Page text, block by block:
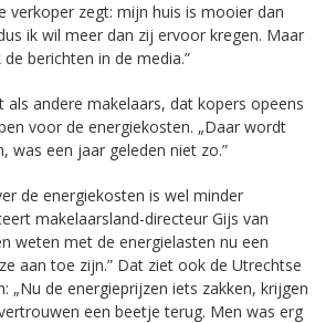
verkoper zegt: mijn huis is mooier dan
ik wil meer dan zij ervoor kregen. Maar
berichten in de media.”
als andere makelaars, dat kopers opeens
voor de energiekosten. „Daar wordt
was een jaar geleden niet zo.”
de energiekosten is wel minder
makelaarsland-directeur Gijs van
weten met de energielasten nu een
aan toe zijn.” Dat ziet ook de Utrechtse
„Nu de energieprijzen iets zakken, krijgen
een beetje terug. Men was erg